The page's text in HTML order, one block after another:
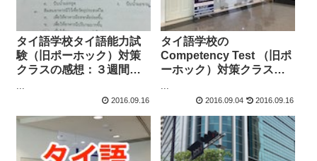
タイ語学校タイ語能力試
験（旧ポーホック）対策
クラスの感想：３週間経
...
2016.09.16
タイ語学校の
Competency Test （旧ポ
ーホック）対策クラス受
...
2016.09.04 2016.09.16